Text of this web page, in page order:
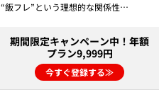
“飯フレ”という理想的な関係性｜宇垣美里
期間限定キャンペーン中！年額
プラン9,999円
今すぐ登録する≫